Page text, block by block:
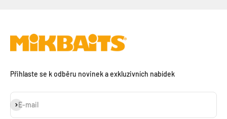
Přihlaste se k odběru novinek a exkluzivních nabídek
E-mail
Přihlásit se k odběru